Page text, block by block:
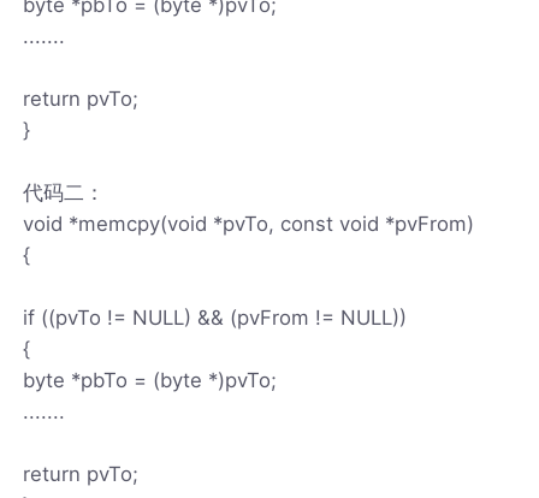
.......
return pvTo;
}
代码二：
void *memcpy(void *pvTo, const void *pvFrom)
{
if ((pvTo != NULL) && (pvFrom != NULL))
{
byte *pbTo = (byte *)pvTo;
.......
return pvTo;